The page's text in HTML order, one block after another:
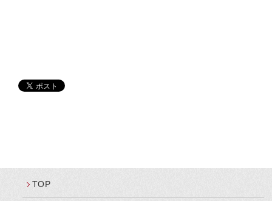
TOP